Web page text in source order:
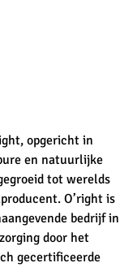
opgericht in
en natuurlijke
tot werelds
O’right is
bedrijf in
door het
gecertificeerde